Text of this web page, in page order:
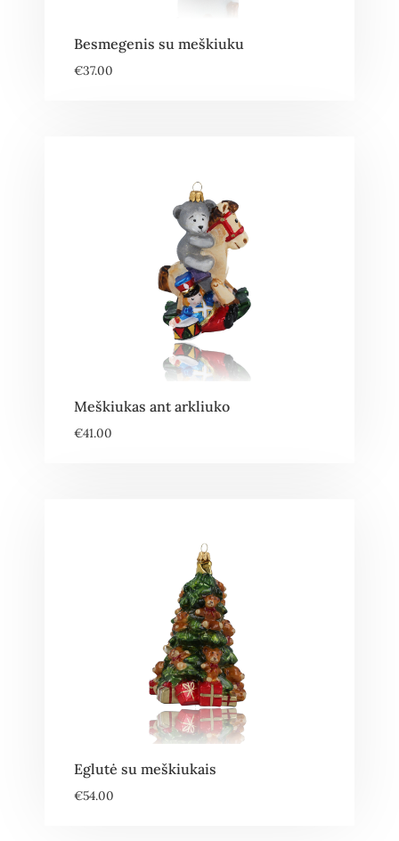
Besmegenis su meškiuku
€37.00
Meškiukas ant arkliuko
€41.00
Eglutė su meškiukais
€54.00